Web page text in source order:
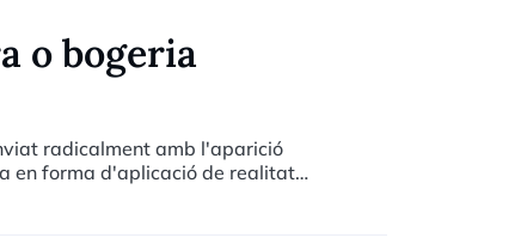
o bogeria
radicalment amb l'aparició
en forma d'aplicació de realitat
generat tot un fenomen mundial